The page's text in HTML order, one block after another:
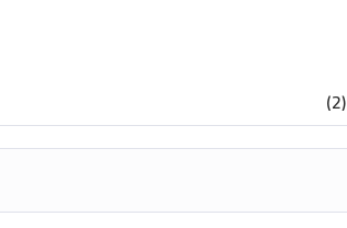
والمراجعة!
تواصل معنا الآن!